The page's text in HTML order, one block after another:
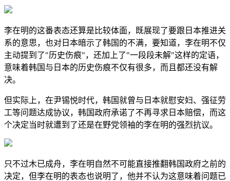
李在明的这番表态还算是比较体面，既展现了要跟日本推进关
系的意思，也对日本暗示了韩国的不满，要知道，李在明不仅
主动提到了"历史伤痕"，还加上了"一段段未解"这样的定语，
意味着韩国与日本的历史伤痕不仅有很多，而且都还没有解
决。
但实际上，在尹锡悦时代，韩国就曾与日本就慰安妇、强征劳
工等问题达成协议，韩国政府承诺了不再寻求日本赔偿，而这
个决定当时就遭到了还是在野党领袖的李在明的强烈抗议。
只不过木已成舟，李在明自然不可能直接推翻韩国政府之前的
决定，但李在明的表态也说明了，他并不认为这意味着问题已